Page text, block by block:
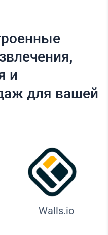
и
для вашей
Walls.io